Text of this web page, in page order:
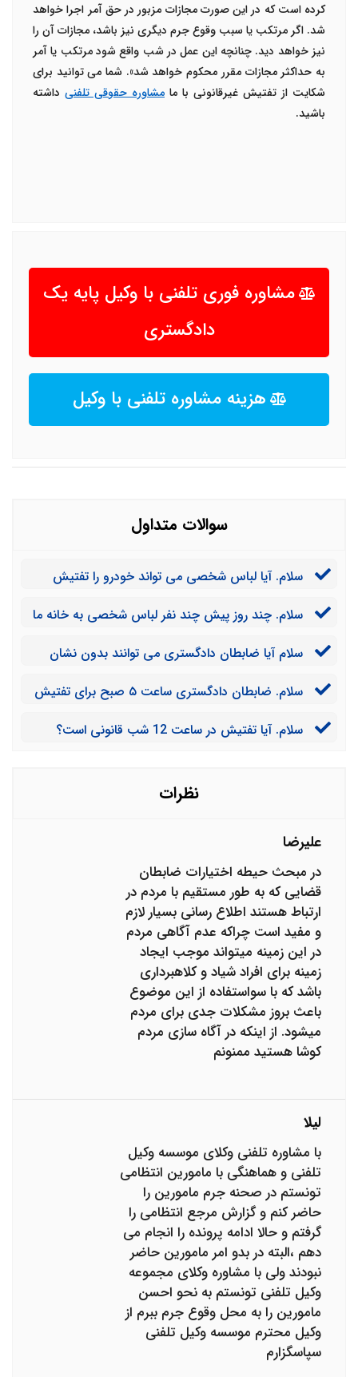
کرده است که در این صورت مجازات مزبور در حق آمر اجرا خواهد
شد. اگر مرتکب ‌یا سبب وقوع جرم دیگری نیز باشد، مجازات آن را
نیز خواهد دید. چنانچه این عمل در شب واقع شود مرتکب یا آمر
به حداکثر مجازات مقرر محکوم‌ خواهد شد». شما می توانید برای
شکایت از تفتیش غیرقانونی با ما مشاوره حقوقی تلفنی داشته
باشید.
مشاوره فوری تلفنی با وکیل پایه یک
دادگستری
هزینه مشاوره تلفنی با وکیل
سوالات متداول
سلام. آیا لباس شخصی می تواند خودرو را تفتیش
سلام. چند روز پیش چند نفر لباس شخصی به خانه ما
شکایت کنیم، دچار مشکل می شویم. آیا می توانیم از آنها
سلام آیا ضابطان دادگستری می توانند بدون نشان
سلام. ضابطان دادگستری ساعت ۵ صبح برای تفتیش
آنها برای وارد شدن در را شکستند. آیا می توانیم از این بابت
سلام. آیا تفتیش در ساعت 12 شب قانونی است؟
نظرات
علیرضا
در مبحث حیطه اختیارات ضابطان
قضایی که به طور مستقیم با مردم در
ارتباط هستند اطلاع رسانی بسیار لازم
و مفید است چراکه عدم آگاهی مردم
در این زمینه میتواند موجب ایجاد
زمینه برای افراد شیاد و کلاهبرداری
باشد که با سواستفاده از این موضوع
باعث بروز مشکلات جدی برای مردم
میشود. از اینکه در آگاه سازی مردم
کوشا هستید ممنونم
ليلا
با مشاوره تلفنی وکلای موسسه وکیل
تلفنی و هماهنگی با مامورین انتظامی
تونستم در صحنه جرم مامورین را
حاضر کنم و گزارش مرجع انتظامی را
گرفتم و حالا ادامه پرونده را انجام می
دهم ،البته در بدو امر مامورین حاضر
نبودند ولی با مشاوره وکلای مجموعه
وکیل تلفنی تونستم به نحو احسن
مامورین را به محل وقوع جرم ببرم از
وکیل محترم موسسه وکیل تلفنی
سپاسگزارم